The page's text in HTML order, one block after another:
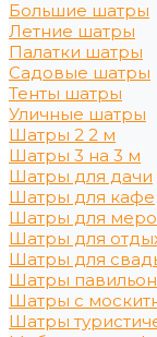
Большие шатры
Летние шатры
Палатки шатры
Садовые шатры
Тенты шатры
Уличные шатры
Шатры 2 2 м
Шатры 3 на 3 м
Шатры для дачи
Шатры для кафе
Шатры для
Шатры для
Шатры для
Шатры
Шатры с
Шатры